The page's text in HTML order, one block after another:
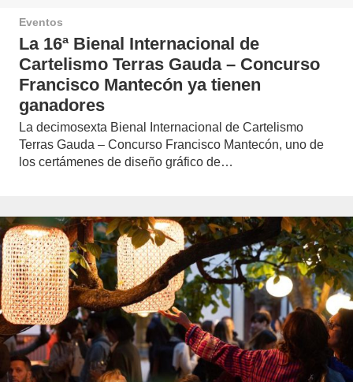
Eventos
La 16ª Bienal Internacional de
Cartelismo Terras Gauda – Concurso
Francisco Mantecón ya tienen
ganadores
La decimosexta Bienal Internacional de Cartelismo
Terras Gauda – Concurso Francisco Mantecón, uno de
los certámenes de diseño gráfico de…